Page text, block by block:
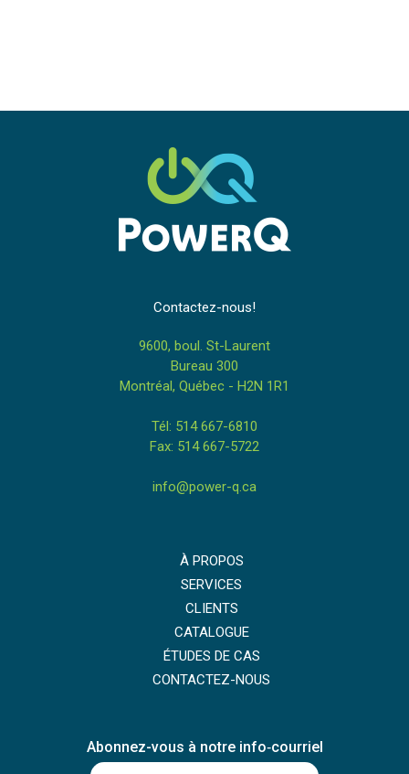
Contactez-nous!
9600, boul. St-Laurent
Bureau 300
Montréal, Québec - H2N 1R1
Tél: 514 667-6810
Fax: 514 667-5722
info@power-q.ca
À PROPOS
SERVICES
CLIENTS
CATALOGUE
ÉTUDES DE CAS
CONTACTEZ-NOUS
Abonnez-vous à notre info‑courriel